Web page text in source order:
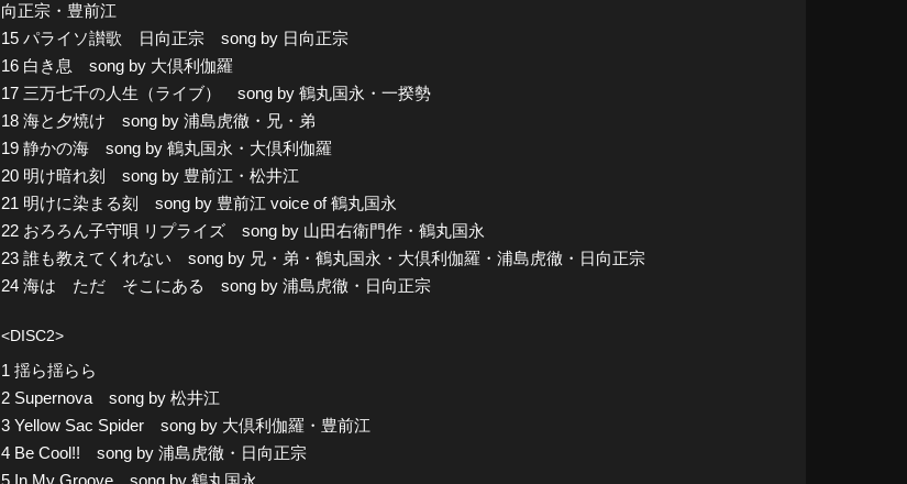
向正宗・豊前江
15 パライソ讃歌 日向正宗 song by 日向正宗
16 白き息 song by 大倶利伽羅
17 三万七千の人生（ライブ） song by 鶴丸国永・一揆勢
18 海と夕焼け song by 浦島虎徹・兄・弟
19 静かの海 song by 鶴丸国永・大倶利伽羅
20 明け暗れ刻 song by 豊前江・松井江
21 明けに染まる刻 song by 豊前江 voice of 鶴丸国永
22 おろろん子守唄 リプライズ song by 山田右衛門作・鶴丸国永
23 誰も教えてくれない song by 兄・弟・鶴丸国永・大倶利伽羅・浦島虎徹・日向正宗
24 海は ただ そこにある song by 浦島虎徹・日向正宗
<DISC2>
1 揺ら揺らら
2 Supernova song by 松井江
3 Yellow Sac Spider song by 大倶利伽羅・豊前江
4 Be Cool!! song by 浦島虎徹・日向正宗
5 In My Groove song by 鶴丸国永